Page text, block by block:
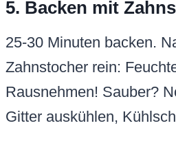
5. Backen mit
25-30 Minuten backen.
Zahnstocher rein:
Rausnehmen! Sauber?
Gitter auskühlen,